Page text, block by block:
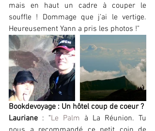
mais en haut un cadre à couper le
souffle ! Dommage que j’ai le vertige.
Heureusement Yann a pris les photos !"
Bookdevoyage : Un hôtel coup de coeur ?
Lauriane : "Le Palm à La Réunion. Tu